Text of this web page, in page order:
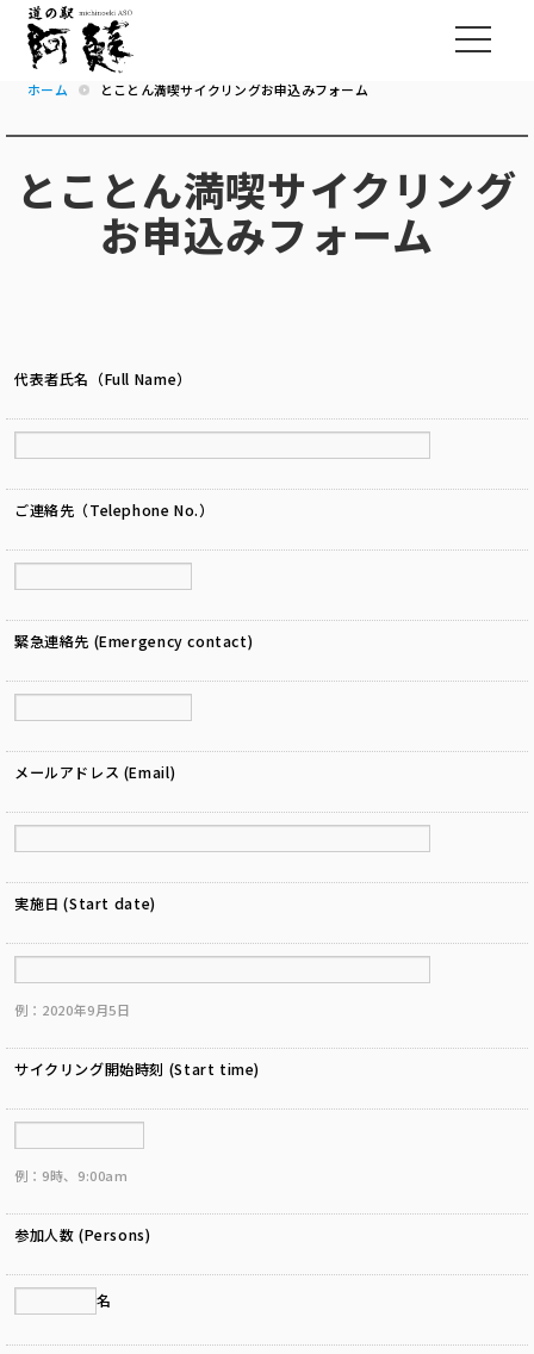
ホーム とことん満喫サイクリングお申込みフォーム
とことん満喫サイクリング
お申込みフォーム
代表者氏名（Full Name）
ご連絡先（Telephone No.）
緊急連絡先 (Emergency contact)
メールアドレス (Email)
実施日 (Start date)
例：2020年9月5日
サイクリング開始時刻 (Start time)
例：9時、9:00am
参加人数 (Persons)
名